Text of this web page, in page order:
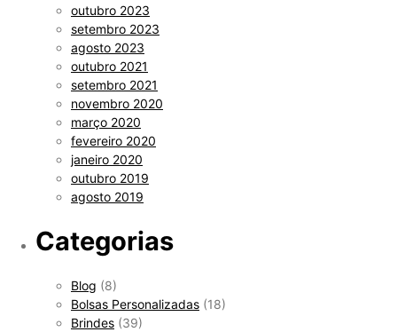
outubro 2023
setembro 2023
agosto 2023
outubro 2021
setembro 2021
novembro 2020
março 2020
fevereiro 2020
janeiro 2020
outubro 2019
agosto 2019
Categorias
Blog (8)
Bolsas Personalizadas (18)
Brindes (39)